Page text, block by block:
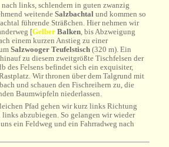
links, schlendern in guten zwanzig
weitende Salzbachtal und kommen so
führende Sträßchen. Hier nehmen wir
[Gelber Balken, bis Abzweigung
einem kurzen Anstieg zu einer
Salzwooger Teufelstisch (320 m). Ein
zu diesem zweitgrößte Tischfelsen der
des Felsens befindet sich ein exquisiter,
Wir thronen über dem Talgrund mit
und schauen den Fischreihern zu, die
Baumwipfeln niederlassen.
Pfad gehen wir kurz links Richtung
abzubiegen. So gelangen wir wieder
ein Feldweg und ein Fahrradweg nach